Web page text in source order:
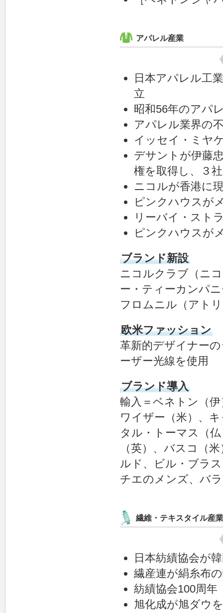
アパレル産業
日本アパレル工
立
昭和56年のアパ
アパレル業界の
イッセイ・ミヤ
デサントが伊藤
権を取得し、３
ニコルが香港に
ピンクハウスが
リーバイ・スト
ピンクハウスが
ブランド新設
ニコルクラブ（ニ
ー・ティーカンパ
フロムニル（アト
欧米ファッション
革新的デザイナー
ーザー光線を使用
ブランド導入
輸入＝ベネトン（
ワイザー（米）、
タル・トーマス（
（英）、バスコ（
ルド、ビル・ブラ
チエのメンズ、バ
繊維・テキスタイル産業
日本紡績協会が
繊産連が絹糸布
紡績協会100周年
旭化成が旭ダウ